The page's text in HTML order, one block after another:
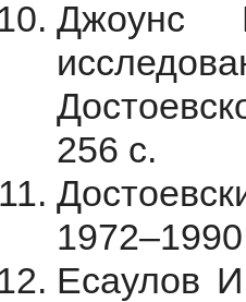
Джоунс
256 с.
Есаулов